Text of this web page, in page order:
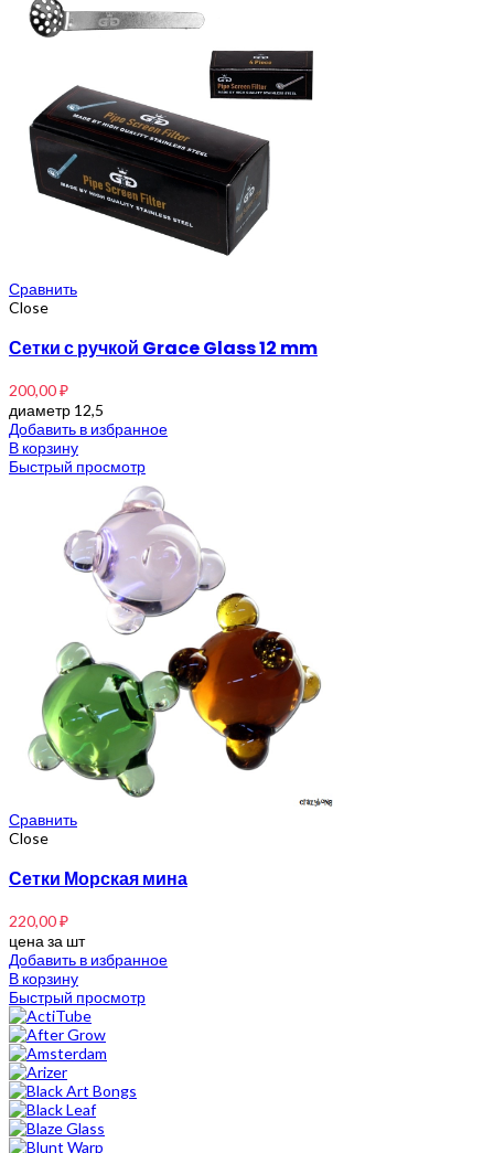
Сравнить
Close
Сетки с ручкой Grace Glass 12 mm
200,00₽
диаметр 12,5
Добавить в избранное
В корзину
Быстрый просмотр
Сравнить
Close
Сетки Морская мина
220,00₽
цена за шт
Добавить в избранное
В корзину
Быстрый просмотр